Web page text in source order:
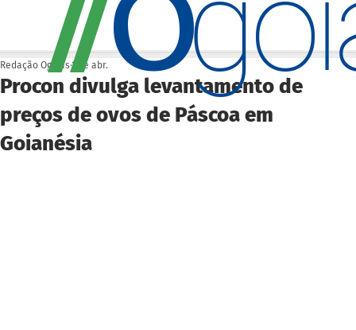
Procon divulga levantamento de
preços de ovos de Páscoa em
Goianésia
Redação Ogoiás 1 de abr.